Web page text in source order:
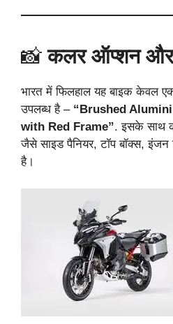
📸कलर ऑप्शन और
भारत में फिलहाल यह बाइक केवल
उपलब्ध है – “Brushed
with Red Frame”. इसके साथ
जैसे साइड पैनियर, टॉप बॉक्स, इंजन
है।